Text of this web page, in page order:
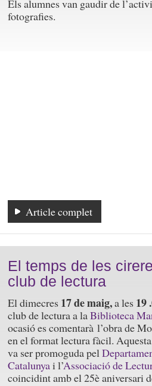
Els alumnes van gaudir de
fotografies.
Article complet
El temps de les
club de lectura
El dimecres 17 de maig,a les19
club de lectura a laBiblioteca
ocasió es comentarà l’obra de
en el format lectura fàcil.
va ser promoguda pel
Catalunyai l’Associació de
coincidint amb el 25è aniversari